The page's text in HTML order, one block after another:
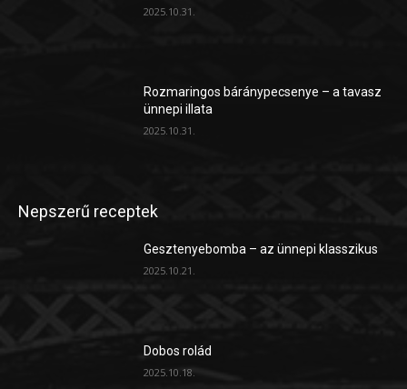
2025.10.31.
Rozmaringos báránypecsenye – a tavasz
ünnepi illata
2025.10.31.
Nepszerű receptek
Gesztenyebomba – az ünnepi klasszikus
2025.10.21.
Dobos rolád
2025.10.18.